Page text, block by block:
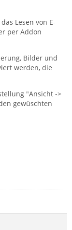
Lesen von E-
per Addon
Bilder und
werden, die
"Ansicht ->
gewüschten